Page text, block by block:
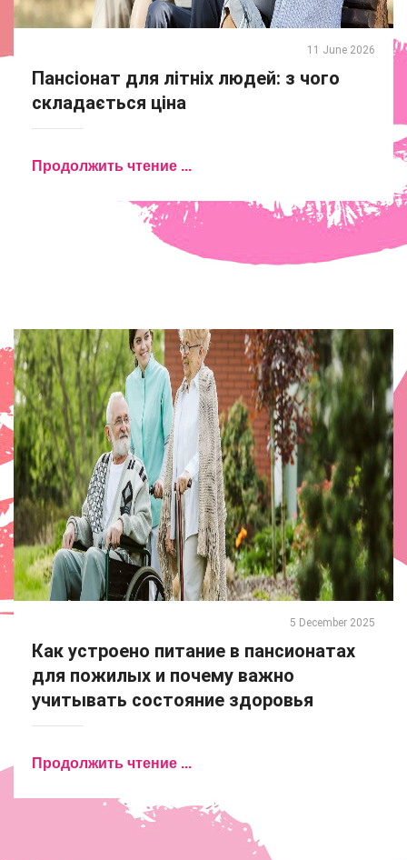
11 June 2026
Пансіонат для літніх людей: з чого
складається ціна
Продолжить чтение ...
5 December 2025
Как устроено питание в пансионатах
для пожилых и почему важно
учитывать состояние здоровья
Продолжить чтение ...